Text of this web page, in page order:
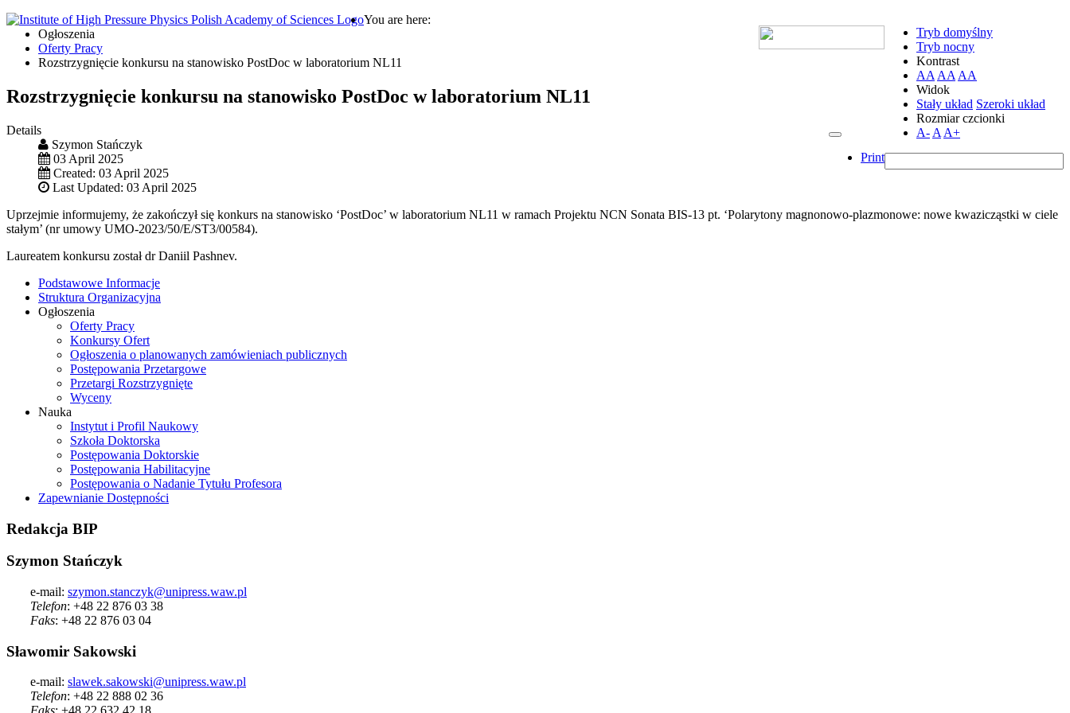
Tryb domyślny
Tryb nocny
Kontrast
AA AA AA
Widok
Stały układ Szeroki układ
Rozmiar czcionki
A- A A+
You are here:
Ogłoszenia
Oferty Pracy
Rozstrzygnięcie konkursu na stanowisko PostDoc w laboratorium NL11
Rozstrzygnięcie konkursu na stanowisko PostDoc w laboratorium NL11
Print
Details
Szymon Stańczyk
03 April 2025
Created: 03 April 2025
Last Updated: 03 April 2025
Uprzejmie informujemy, że zakończył się konkurs na stanowisko ‘PostDoc’ w laboratorium NL11 w ramach Projektu NCN Sonata BIS-13 pt. ‘Polarytony magnonowo-plazmonowe: nowe kwazicząstki w ciele
stałym’ (nr umowy UMO-2023/50/E/ST3/00584).
Laureatem konkursu został dr Daniil Pashnev.
Podstawowe Informacje
Struktura Organizacyjna
Ogłoszenia
Oferty Pracy
Konkursy Ofert
Ogłoszenia o planowanych zamówieniach publicznych
Postępowania Przetargowe
Przetargi Rozstrzygnięte
Wyceny
Nauka
Instytut i Profil Naukowy
Szkoła Doktorska
Postępowania Doktorskie
Postępowania Habilitacyjne
Postępowania o Nadanie Tytułu Profesora
Zapewnianie Dostępności
Redakcja BIP
Szymon Stańczyk
e-mail: szymon.stanczyk@unipress.waw.pl
Telefon: +48 22 876 03 38
Faks: +48 22 876 03 04
Sławomir Sakowski
e-mail: slawek.sakowski@unipress.waw.pl
Telefon: +48 22 888 02 36